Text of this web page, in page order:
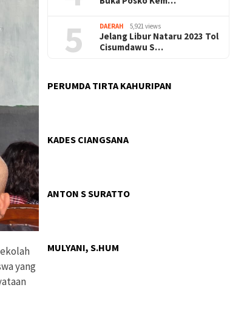
yang
5 DAERAH 5,921 views
Jelang Libur Nataru 2023 Tol
Cisumdawu S…
PERUMDA TIRTA KAHURIPAN
KADES CIANGSANA
ANTON S SURATTO
MULYANI, S.HUM